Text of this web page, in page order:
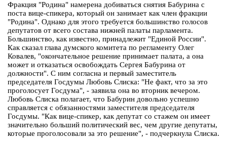
Фракция "Родина" намерена добиваться снятия Бабурина с
поста вице-спикера, который он занимает как член фракции
"Родина". Однако для этого требуется большинство голосов
депутатов от всего состава нижней палаты парламента.
Большинство, как известно, принадлежит "Единой России".
Как сказал глава думского комитета по регламенту Олег
Ковалев, "окончательное решение принимает палата, а она
может и отказаться освобождать Сергея Бабурина от
должности". С ним согласна и первый заместитель
председателя Госдумы Любовь Слиска: "Не факт, что за это
проголосует Госдума", - заявила она во вторник вечером.
Любовь Слиска полагает, что Бабурин довольно успешно
справляется с обязанностями заместителя председателя
Госдумы. "Как вице-спикер, как депутат со стажем он имеет
значительно больший политический вес, чем другие депутаты,
которые проголосовали за это решение", - подчеркнула Слиска.